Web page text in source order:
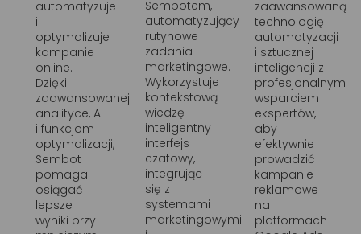
automatyzuje
i
optymalizuje
kampanie
online.
Dzięki
zaawansowanej
analityce, AI
i funkcjom
optymalizacji,
Sembot
pomaga
osiągać
lepsze
wyniki przy
Sembotem,
automatyzujący
rutynowe
zadania
marketingowe.
Wykorzystuje
kontekstową
wiedzę i
inteligentny
interfejs
czatowy,
integrując
się z
systemami
marketingowymi
zaawansowaną
technologię
automatyzacji
i sztucznej
inteligencji z
profesjonalnym
wsparciem
ekspertów,
aby
efektywnie
prowadzić
kampanie
reklamowe
na
platformach